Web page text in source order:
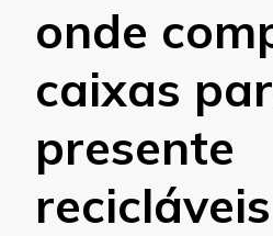
onde
caixas
presente
recicláveis